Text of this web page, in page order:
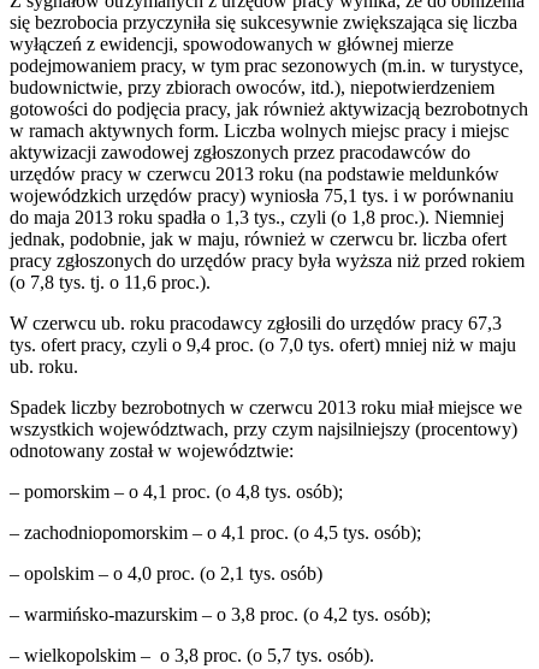
się bezrobocia przyczyniła się sukcesywnie zwiększająca się liczba
wyłączeń z ewidencji, spowodowanych w głównej mierze
podejmowaniem pracy, w tym prac sezonowych (m.in. w turystyce,
budownictwie, przy zbiorach owoców, itd.), niepotwierdzeniem
gotowości do podjęcia pracy, jak również aktywizacją bezrobotnych
w ramach aktywnych form. Liczba wolnych miejsc pracy i miejsc
aktywizacji zawodowej zgłoszonych przez pracodawców do
urzędów pracy w czerwcu 2013 roku (na podstawie meldunków
wojewódzkich urzędów pracy) wyniosła 75,1 tys. i w porównaniu
do maja 2013 roku spadła o 1,3 tys., czyli (o 1,8 proc.). Niemniej
jednak, podobnie, jak w maju, również w czerwcu br. liczba ofert
pracy zgłoszonych do urzędów pracy była wyższa niż przed rokiem
(o 7,8 tys. tj. o 11,6 proc.).
W czerwcu ub. roku pracodawcy zgłosili do urzędów pracy 67,3
tys. ofert pracy, czyli o 9,4 proc. (o 7,0 tys. ofert) mniej niż w maju
ub. roku.
Spadek liczby bezrobotnych w czerwcu 2013 roku miał miejsce we
wszystkich województwach, przy czym najsilniejszy (procentowy)
odnotowany został w województwie:
– pomorskim – o 4,1 proc. (o 4,8 tys. osób);
– zachodniopomorskim – o 4,1 proc. (o 4,5 tys. osób);
– opolskim – o 4,0 proc. (o 2,1 tys. osób)
– warmińsko-mazurskim – o 3,8 proc. (o 4,2 tys. osób);
– wielkopolskim – o 3,8 proc. (o 5,7 tys. osób).